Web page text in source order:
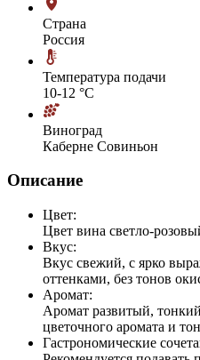
Страна
Россия
Температура подачи
10-12 °С
Виноград
Каберне Совиньон
Описание
Цвет:
Цвет вина светло-
Вкус:
Вкус свежий, с ярко
оттенками, без тонов
Аромат:
Аромат развитый,
цветочного аромата и
Гастрономические